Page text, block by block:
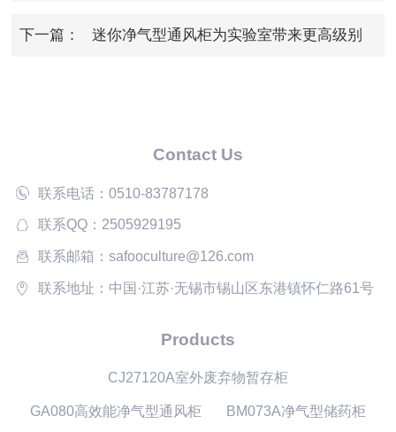
下一篇： 迷你净气型通风柜为实验室带来更高级别
Contact Us
联系电话：0510-83787178
联系QQ：2505929195
联系邮箱：safooculture@126.com
联系地址：中国·江苏·无锡市锡山区东港镇怀仁路61号
Products
CJ27120A室外废弃物暂存柜
GA080高效能净气型通风柜 BM073A净气型储药柜